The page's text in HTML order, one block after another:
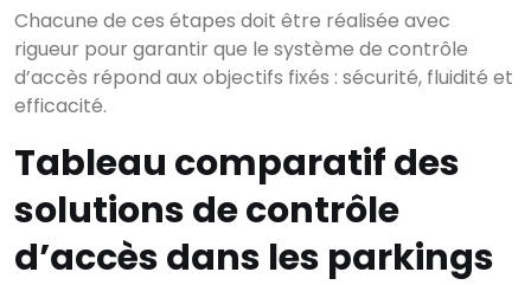
Chacune de ces étapes doit être réalisée avec
rigueur pour garantir que le système de contrôle
d’accès répond aux objectifs fixés : sécurité, fluidité et
efficacité.
Tableau comparatif des
solutions de contrôle
d’accès dans les parkings